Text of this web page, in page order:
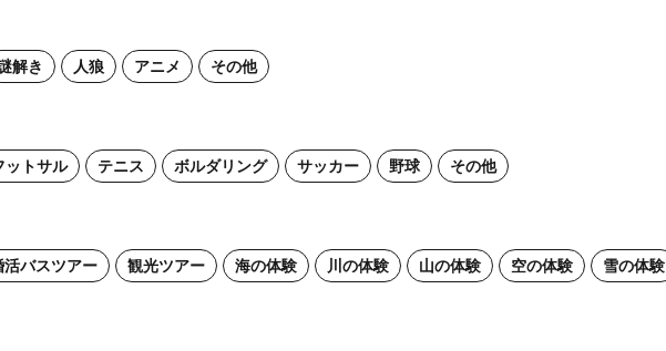
解き 人狼 アニメ その他
ットサル テニス ボルダリング サッカー 野球 その他
活バスツアー 観光ツアー 海の体験 川の体験 山の体験 空の体験 雪の体験